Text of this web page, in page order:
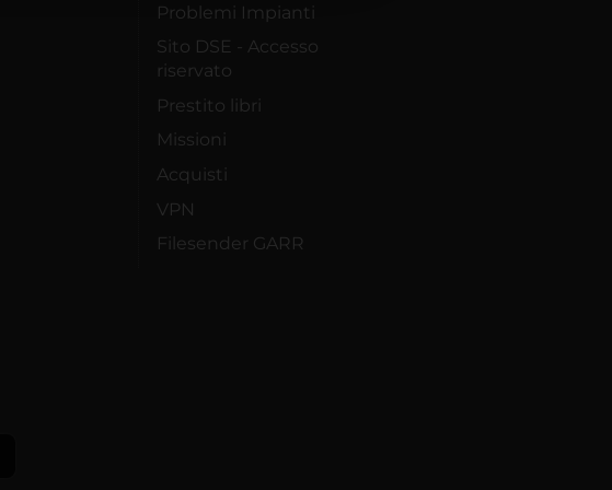
Problemi Impianti
Sito DSE - Accesso
riservato
Prestito libri
Missioni
Acquisti
VPN
Filesender GARR